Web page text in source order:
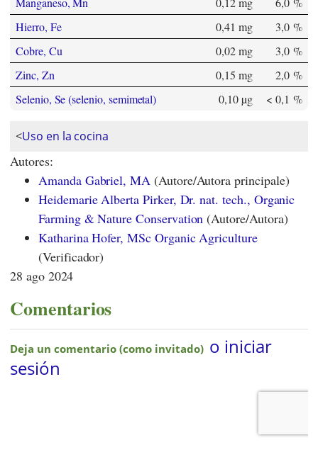
Hierro, Fe
0,41 mg
3,0 %
Cobre, Cu
0,02 mg
3,0 %
Zinc, Zn
0,15 mg
2,0 %
Selenio, Se (selenio, semimetal)
0,10 µg < 0,1 %
<Uso en la cocina
Autores:
Amanda Gabriel, MA (Autore/Autora principale)
Heidemarie Alberta Pirker, Dr. nat. tech., Organic
Farming & Nature Conservation (Autore/Autora)
Katharina Hofer, MSc Organic Agriculture
(Verificador)
28 ago 2024
Comentarios